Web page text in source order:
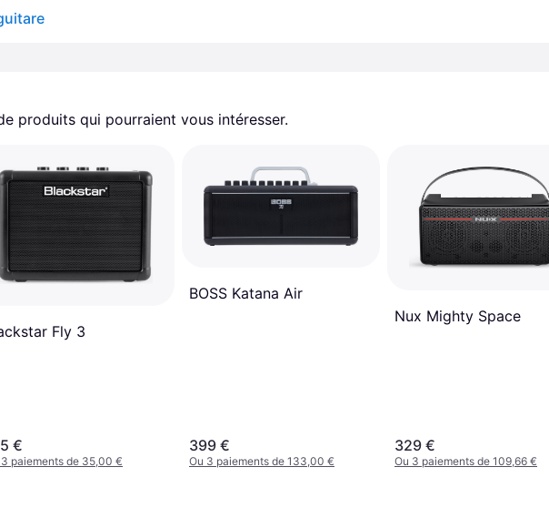
produits qui pourraient vous intéresser.
Fly 3
€
paiements de 35,00 €
BOSS Katana Air
399 €
Ou 3 paiements de 133,00 €
Nux Mighty Space
329 €
Ou 3 paiements de 109,66 €